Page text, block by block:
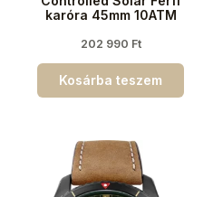
karóra 45mm 10ATM
202 990 Ft
Kosárba teszem